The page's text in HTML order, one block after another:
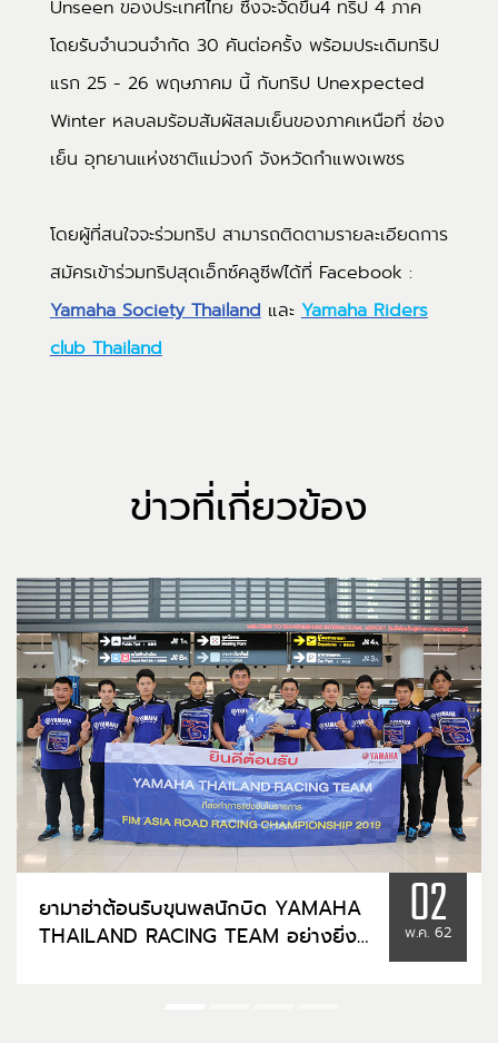
Unseen ของประเทศไทย ซึ่งจะจัดขึ้น4 ทริป 4 ภาค
โดยรับจำนวนจำกัด 30 คันต่อครั้ง พร้อมประเดิมทริป
แรก 25 - 26 พฤษภาคม นี้ กับทริป Unexpected
Winter หลบลมร้อมสัมผัสลมเย็นของภาคเหนือที่ ช่อง
เย็น อุทยานแห่งชาติแม่วงก์ จังหวัดกำแพงเพชร
โดยผู้ที่สนใจจะร่วมทริป สามารถติดตามรายละเอียดการ
สมัครเข้าร่วมทริปสุดเอ็กซ์คลูซีฟได้ที่ Facebook :
Yamaha Society Thailand และ Yamaha Riders
club Thailand
ข่าวที่เกี่ยวข้อง
ยามาฮ่าต้อนรับขุนพลนักบิด YAMAHA
THAILAND RACING TEAM อย่างยิ่ง
02
พ.ค. 62